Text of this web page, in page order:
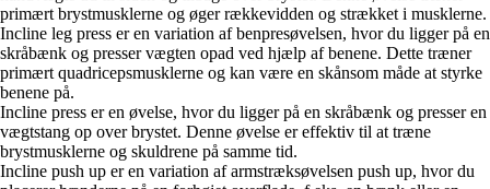
primært brystmusklerne og øger rækkevidden og strækket i musklerne.
Incline leg press er en variation af benpresøvelsen, hvor du ligger på en
skråbænk og presser vægten opad ved hjælp af benene. Dette træner
primært quadricepsmusklerne og kan være en skånsom måde at styrke
benene på.
Incline press er en øvelse, hvor du ligger på en skråbænk og presser en
vægtstang op over brystet. Denne øvelse er effektiv til at træne
brystmusklerne og skuldrene på samme tid.
Incline push up er en variation af armstræksøvelsen push up, hvor du